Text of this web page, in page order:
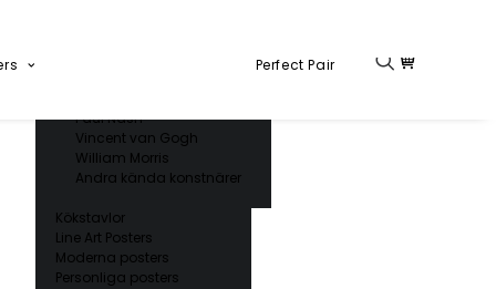
Paul Nash
Vincent van Gogh
William Morris
Andra kända konstnärer
Kökstavlor
Line Art Posters
Moderna posters
Personliga posters
Perfect Pair